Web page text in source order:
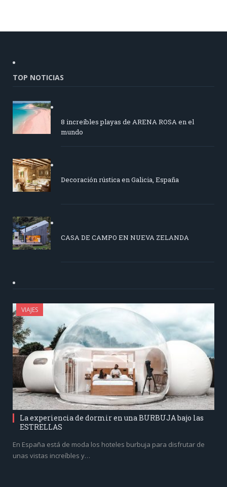
TOP NOTICIAS
8 increíbles playas de ARENA ROSA en el
mundo
Decoración rústica en Galicia, España
CASA DE CAMPO EN NUEVA ZELANDA
VIAJES
La experiencia de dormir en una BURBUJA bajo las
ESTRELLAS
En España está de moda los hoteles burbuja para disfrutar de
unas vistas increíbles y…